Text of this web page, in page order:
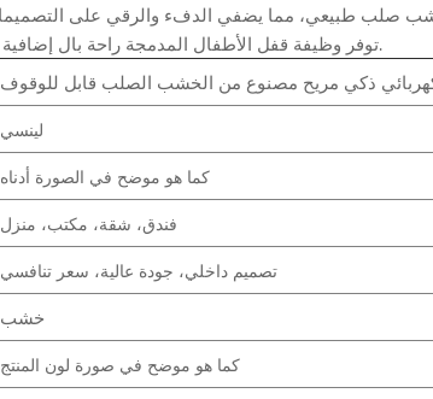
توفر وظيفة قفل الأطفال المدمجة راحة بال إضافية في البيئات العائلية.
لينسي
كما هو موضح في الصورة أدناه
فندق، شقة، مكتب، منزل
تصميم داخلي، جودة عالية، سعر تنافسي
خشب
كما هو موضح في صورة لون المنتج